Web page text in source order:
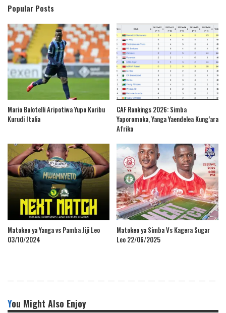
Popular Posts
Mario Balotelli Aripotiwa Yupo Karibu
Kurudi Italia
CAF Rankings 2026: Simba
Yaporomoka, Yanga Yaendelea Kung’ara
Afrika
Matokeo ya Yanga vs Pamba Jiji Leo
03/10/2024
Matokeo ya Simba Vs Kagera Sugar
Leo 22/06/2025
You Might Also Enjoy